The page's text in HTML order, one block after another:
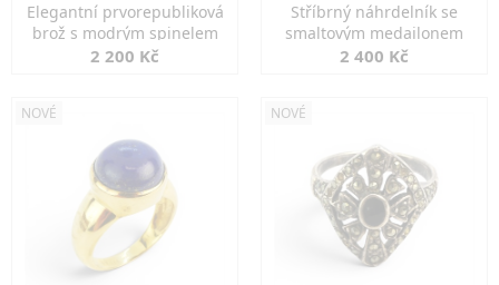
Elegantní prvorepubliková
brož s modrým spinelem
2 200 Kč
Stříbrný náhrdelník se
smaltovým medailonem
2 400 Kč
NOVÉ NOVÉ